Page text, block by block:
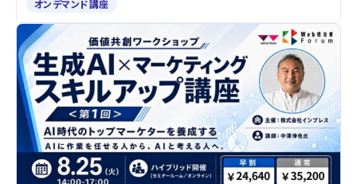
オンデマンド講座